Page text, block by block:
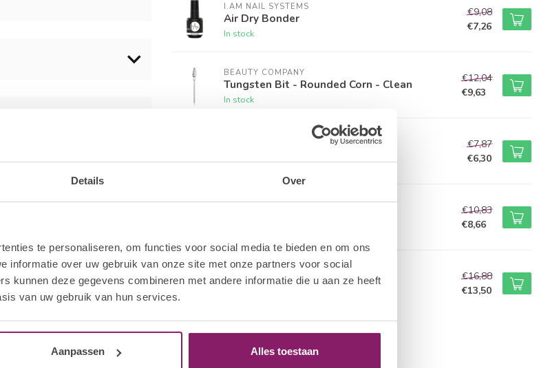
Details Over
te personaliseren, om functies voor social media te bieden en om ons
informatie over uw gebruik van onze site met onze partners voor social
kunnen deze gegevens combineren met andere informatie die u aan ze heeft
van uw gebruik van hun services.
Aanpassen Alles toestaan
I.AM NAIL SYSTEMS
Air Dry Bonder
In stock
€9,08
€7,26
BEAUTY COMPANY
Tungsten Bit - Rounded Corn - Clean
In stock
€12,04
€9,63
In stock
€7,87
€6,30
BEAUTY COMPANY
€10,83
€8,66
I.AM NAIL SYSTEMS
No-Cleanse Brilliant Top
€16,88
€13,50